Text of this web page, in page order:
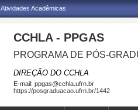
Acadêmicas
CCHLA - PPGAS
PROGRAMA DE PÓS-
DIREÇÃO DO CCHLA
E-mail: ppgas@cchla.ufrn.br
https://posgraduacao.ufrn.br/1442